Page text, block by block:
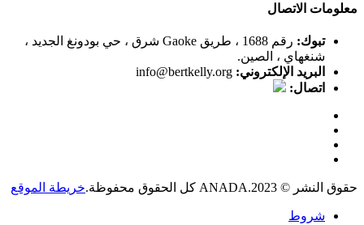
معلومات الاتصال
تبوك:
رقم 1688 ، طريق Gaoke شرق ، حي بودونغ الجديد ،
شنغهاي ، الصين.
البريد الإلكتروني: info@bertkelly.org
اتصال:
حقوق النشر © 2023.ANADA كل الحقوق محفوظة. خريطة الموقع
شروط